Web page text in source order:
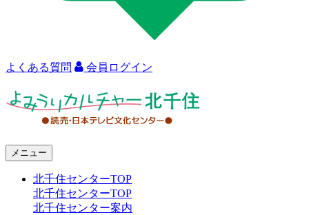
よくある質問 会員ログイン
メニュー
北千住センターTOP
北千住センターTOP
北千住センター案内